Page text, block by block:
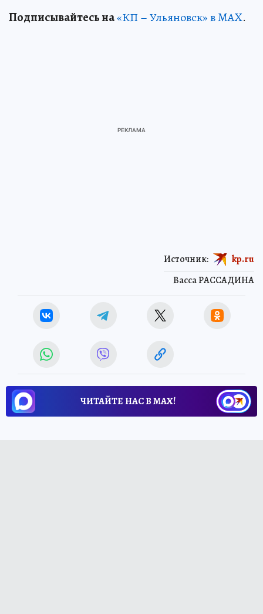
Подписывайтесь на«КП – Ульяновск» в MAX.
Васса РАССАДИНА
Источник: kp.ru
ЧИТАЙТЕ НАС В МАХ!